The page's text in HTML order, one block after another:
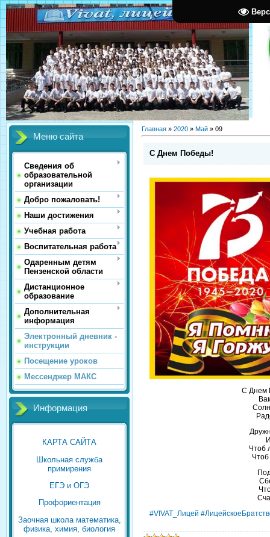
Меню сайта
Сведения об
образовательной
организации
Добро пожаловать!
Наши достижения
Учебная работа
Воспитательная работа
Одаренным детям
Пензенской области
Дистанционное
образование
Дополнительная
информация
Электронный дневник -
инструкции
Посещение уроков
Мессенджер МАКС
Информация
КАРТА САЙТА
Школьная служба
примирения
ЕГЭ и ОГЭ
Профориентация
Заочная школа математика,
физика, химия, биология
Главная » 2020 » Май » 09
С Днем Победы!
С Днем
Чтоб
Чтоб
#VIVAT_Лицей